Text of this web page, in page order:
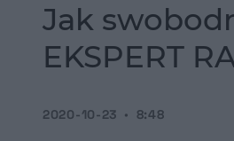
Jak
EKSPERT
2020-10-23 8:48